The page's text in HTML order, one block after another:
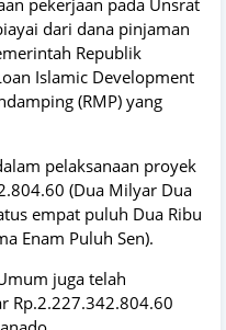
dari dana pinjaman
Republik
Islamic Development
(RMP) yang
pelaksanaan proyek
(Dua Milyar Dua
empat puluh Dua Ribu
Enam Puluh Sen).
juga telah
Rp.2.227.342.804.60